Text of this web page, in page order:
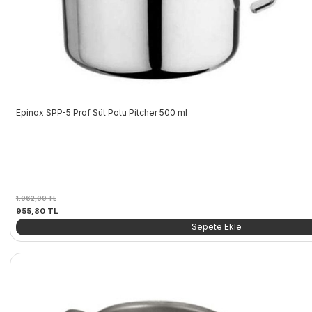
Epinox SPP-5 Prof Süt Potu Pitcher 500 ml
1.062,00TL
Orijinal
fiyat:
1.062,00 TL.
955,80 TLŞu
fiyat:
Sepete Ekle